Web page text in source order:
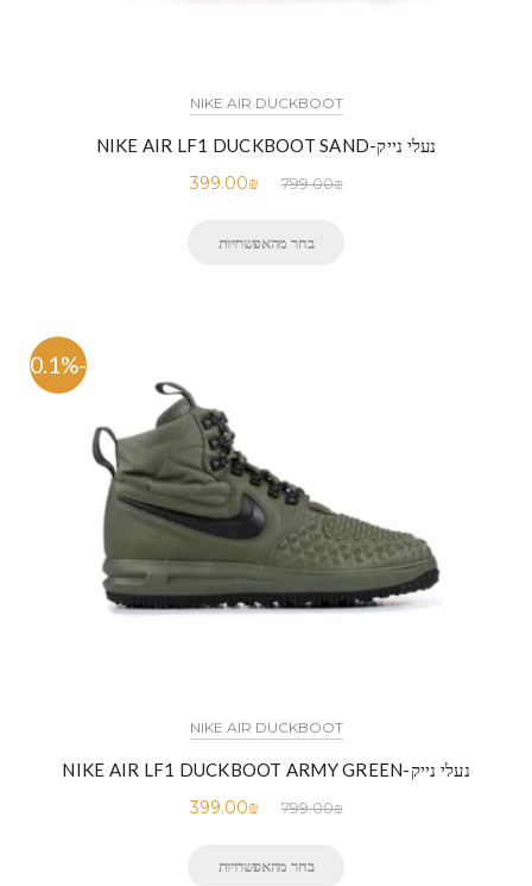
NIKE AIR DUCKBOOT
נעלי נייק-NIKE AIR LF1 DUCKBOOT SAND
799.00₪
399.00₪
בחר מהאפשרויות
-50.1%
NIKE AIR DUCKBOOT
נעלי נייק-NIKE AIR LF1 DUCKBOOT ARMY GREEN
799.00₪
399.00₪
בחר מהאפשרויות